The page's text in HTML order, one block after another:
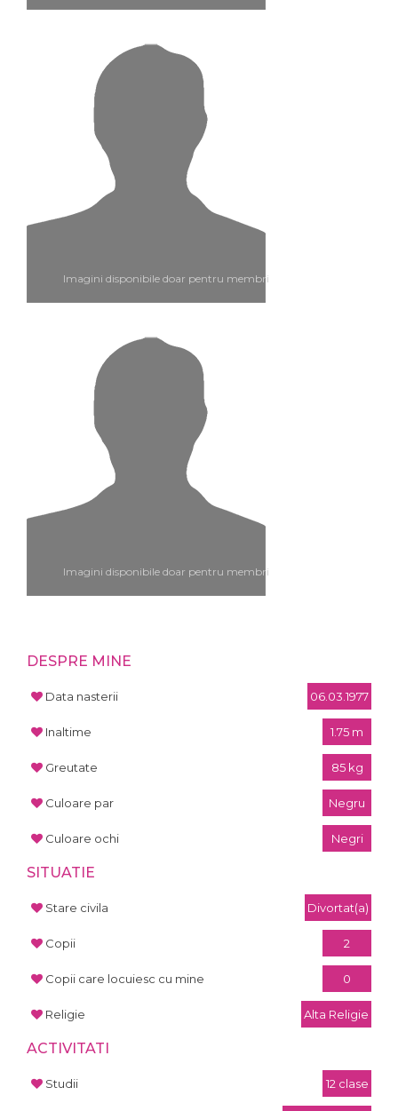
Imagini disponibile doar pentru membri
Imagini disponibile doar pentru membri
DESPRE MINE
Data nasterii 06.03.1977
Inaltime 1.75 m
Greutate 85 kg
Culoare par Negru
Culoare ochi Negri
SITUATIE
Stare civila Divortat(a)
Copii 2
Copii care locuiesc cu mine 0
Religie Alta Religie
ACTIVITATI
Studii 12 clase